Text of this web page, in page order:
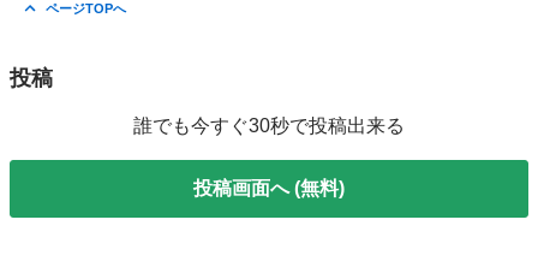
ページTOPへ
投稿
誰でも今すぐ30秒で投稿出来る
投稿画面へ (無料)